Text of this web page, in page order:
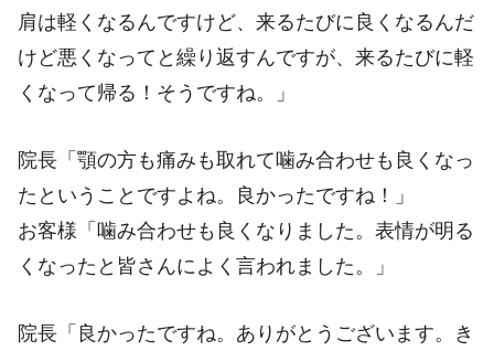
肩は軽くなるんですけど、来るたびに良くなるんだ
けど悪くなってと繰り返すんですが、来るたびに軽
くなって帰る！そうですね。」
院長「顎の方も痛みも取れて噛み合わせも良くなっ
たということですよね。良かったですね！」
お客様「噛み合わせも良くなりました。表情が明る
くなったと皆さんによく言われました。」
院長「良かったですね。ありがとうございます。き